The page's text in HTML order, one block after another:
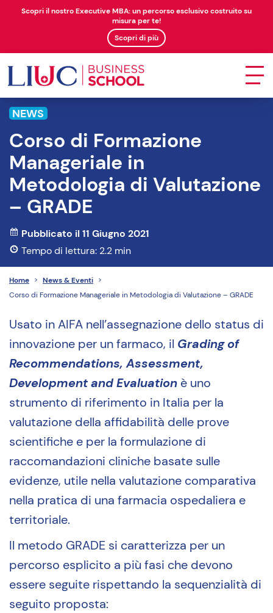
Scopri il nostro Executive MBA: un percorso esclusivo costruito su
misura per te!
Scopri di più
NEWS
Corso di Formazione
Manageriale in
Metodologia di Valutazione
– GRADE
Pubblicato il 11 Giugno 2021
Tempo di lettura: 2.2 min
Home > News & Eventi >
Corso di Formazione Manageriale in Metodologia di Valutazione – GRADE
Usato in AIFA nell’assegnazione dello status di
innovazione per un farmaco, il Grading of
Recommendations, Assessment,
Development and Evaluation è uno
strumento di riferimento in Italia per la
valutazione della affidabilità delle prove
scientifiche e per la formulazione di
raccomandazioni cliniche basate sulle
evidenze, utile nella valutazione comparativa
nella pratica di una farmacia ospedaliera e
territoriale.
Il metodo GRADE si caratterizza per un
percorso esplicito a più fasi che devono
essere seguite rispettando la sequenzialità di
seguito proposta: